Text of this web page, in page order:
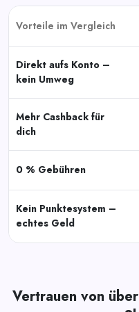
Vorteile im Vergleich
Direkt aufs Konto –
kein Umweg
Mehr Cashback für
dich
0 % Gebühren
Kein Punktesystem –
echtes Geld
Vertrauen von